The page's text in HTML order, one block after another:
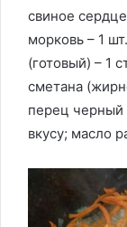
свиное
морковь – 1
(готовый) – 1
сметана
перец черный
вкусу; масло